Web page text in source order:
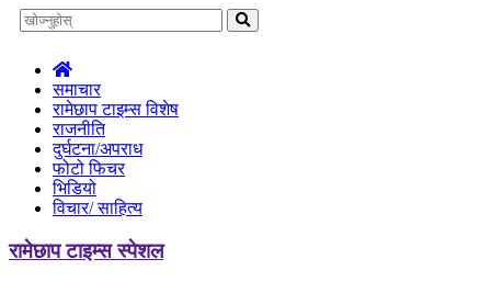
समाचार
रामेछाप टाइम्स विशेष
राजनीति
दुर्घटना/अपराध
फोटो फिचर
भिडियो
विचार/ साहित्य
रामेछाप टाइम्स स्पेशल